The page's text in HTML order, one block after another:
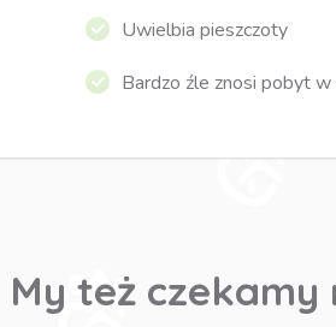
Uwielbia pieszczoty
Bardzo źle znosi pobyt w
My też czekamy